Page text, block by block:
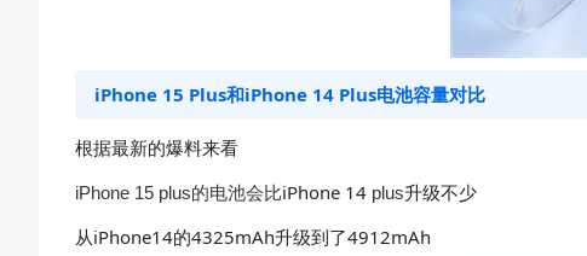
iPhone 15 Plus和iPhone 14 Plus电池容量对比
根据最新的爆料来看
iPhone 15 plus的电池会比iPhone 14 plus升级不少
从iPhone14的4325mAh升级到了4912mAh